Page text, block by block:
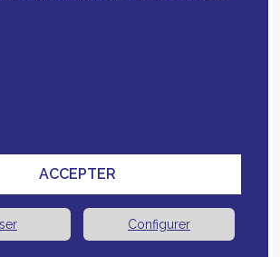
ACCEPTER
Configurer